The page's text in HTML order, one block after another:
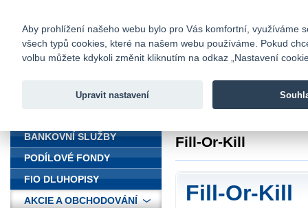
Fio banka
Fio banka
Fill-Or-Kill
Fill-Or-Kill
BANKOVNÍ SLUŽBY
PODÍLOVÉ FONDY
FIO DLUHOPISY
AKCIE A OBCHODOVÁNÍ
Aby prohlížení našeho webu bylo pro Vás komfortní, využíváme
všech typů cookies, které na našem webu používáme. Pokud
volbu můžete kdykoli změnit kliknutím na odkaz „Nastavení
Upravit nastavení